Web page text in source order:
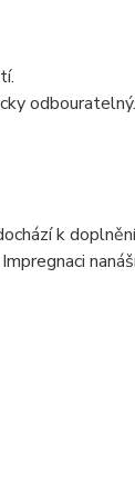
odbouratelný.
k